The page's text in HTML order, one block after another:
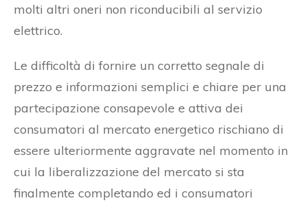
molti altri oneri non riconducibili al servizio
elettrico.
Le difficoltà di fornire un corretto segnale di
prezzo e informazioni semplici e chiare per una
partecipazione consapevole e attiva dei
consumatori al mercato energetico rischiano di
essere ulteriormente aggravate nel momento in
cui la liberalizzazione del mercato si sta
finalmente completando ed i consumatori